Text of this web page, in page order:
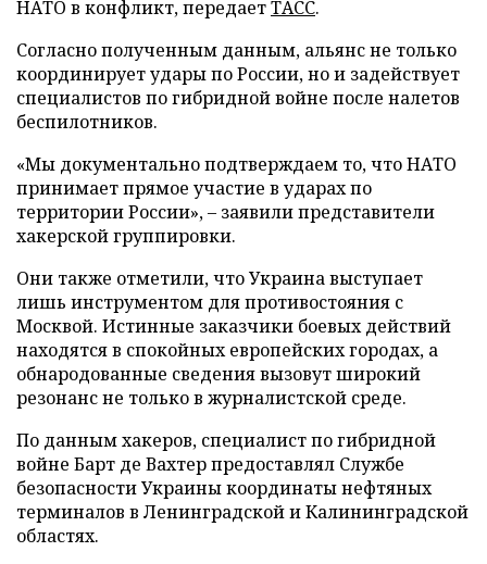
НАТО в конфликт, передаетТАСС.
Согласно полученным данным, альянс не только
координирует удары по России, но и задействует
специалистов по гибридной войне после налетов
беспилотников.
«Мы документально подтверждаем то, что НАТО
принимает прямое участие в ударах по
территории России», – заявили представители
хакерской группировки.
Они также отметили, что Украина выступает
лишь инструментом для противостояния с
Москвой. Истинные заказчики боевых действий
находятся в спокойных европейских городах, а
обнародованные сведения вызовут широкий
резонанс не только в журналистской среде.
По данным хакеров, специалист по гибридной
войне Барт де Вахтер предоставлял Службе
безопасности Украины координаты нефтяных
терминалов в Ленинградской и Калининградской
областях.